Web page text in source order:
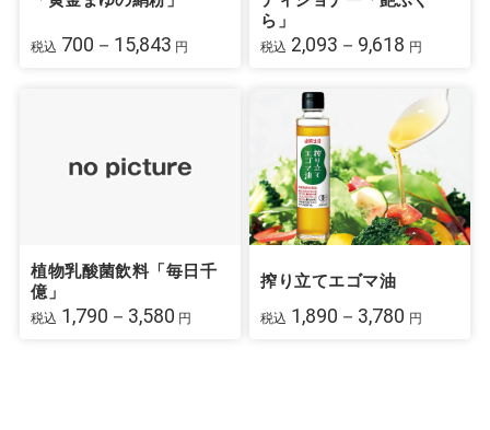
税込 700－15,843 円
ら」
税込 2,093－9,618 円
植物乳酸菌飲料「毎日千
億」
税込 1,790－3,580 円
搾り立てエゴマ油
税込 1,890－3,780 円